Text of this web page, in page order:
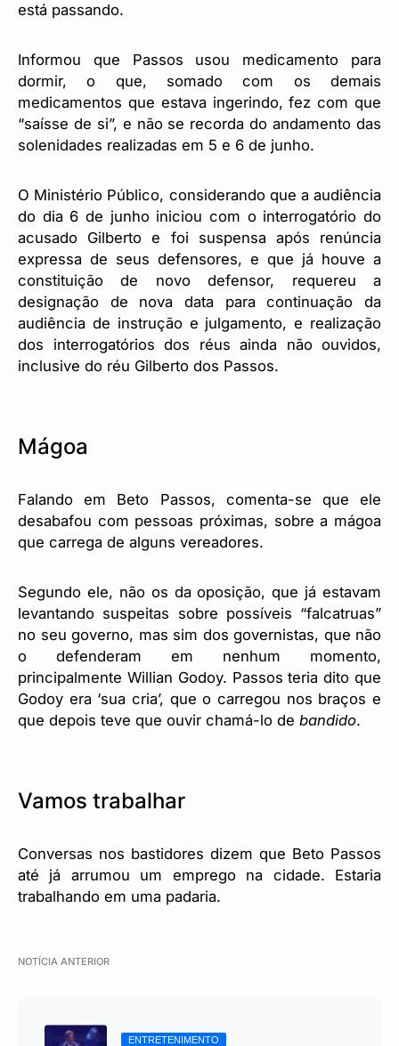
está passando.
Informou que Passos usou medicamento para
dormir, o que, somado com os demais
medicamentos que estava ingerindo, fez com que
“saísse de si”, e não se recorda do andamento das
solenidades realizadas em 5 e 6 de junho.
O Ministério Público, considerando que a audiência
do dia 6 de junho iniciou com o interrogatório do
acusado Gilberto e foi suspensa após renúncia
expressa de seus defensores, e que já houve a
constituição de novo defensor, requereu a
designação de nova data para continuação da
audiência de instrução e julgamento, e realização
dos interrogatórios dos réus ainda não ouvidos,
inclusive do réu Gilberto dos Passos.
Mágoa
Falando em Beto Passos, comenta-se que ele
desabafou com pessoas próximas, sobre a mágoa
que carrega de alguns vereadores.
Segundo ele, não os da oposição, que já estavam
levantando suspeitas sobre possíveis “falcatruas”
no seu governo, mas sim dos governistas, que não
o defenderam em nenhum momento,
principalmente Willian Godoy. Passos teria dito que
Godoy era ‘sua cria’, que o carregou nos braços e
que depois teve que ouvir chamá-lo de bandido.
Vamos trabalhar
Conversas nos bastidores dizem que Beto Passos
até já arrumou um emprego na cidade. Estaria
trabalhando em uma padaria.
NOTÍCIA ANTERIOR
ENTRETENIMENTO